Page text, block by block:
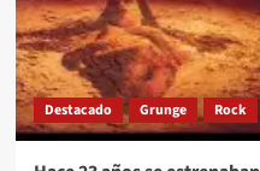
Destacado Grunge Rock